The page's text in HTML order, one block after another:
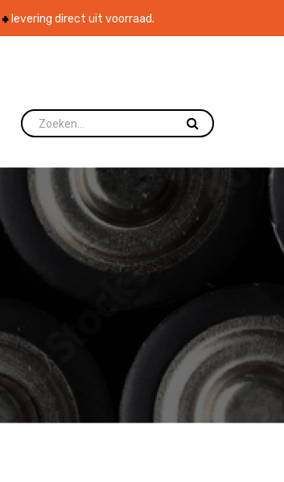
levering direct uit voorraad.